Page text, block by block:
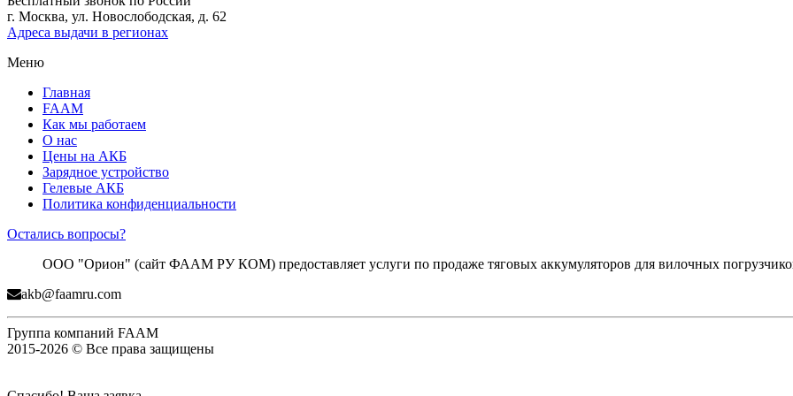
г. Москва, ул. Новослободская, д. 62
Адреса выдачи в регионах
Меню
Главная
FAAM
Как мы работаем
О нас
Цены на АКБ
Зарядное устройство
Гелевые АКБ
Политика конфиденциальности
Остались вопросы?
ООО "Орион" (сайт ФААМ РУ КОМ) предоставляет услуги по продаже тяговых аккумуляторов для вилочных
akb@faamru.com
Группа компаний FAAM
2015-2026 © Все права защищены